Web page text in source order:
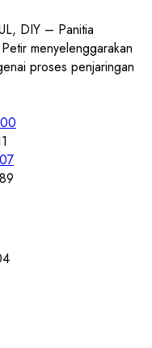
DIY – Panitia
menyelenggarakan
proses penjaringan